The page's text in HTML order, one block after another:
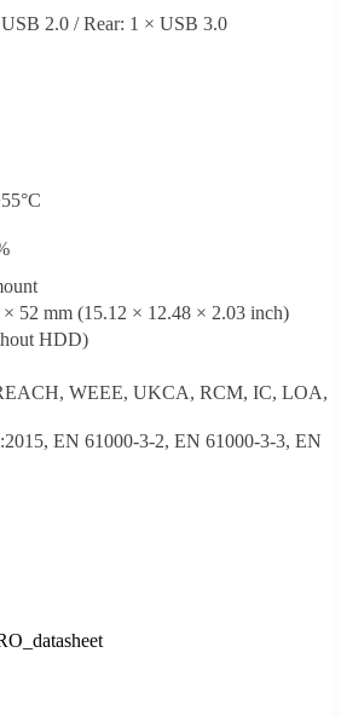
2.0 / Rear: 1 × USB 3.0
52 mm (15.12 × 12.48 × 2.03 inch)
HDD)
WEEE, UKCA, RCM, IC, LOA,
EN 61000-3-2, EN 61000-3-3, EN